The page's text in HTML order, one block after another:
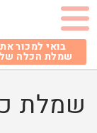
בואי למכור את
שמלת הכלה
שמלת